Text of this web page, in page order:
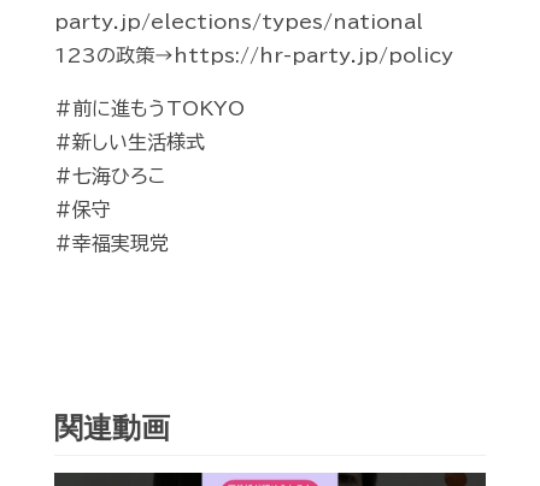
party.jp/elections/types/national
123の政策→https://hr-party.jp/policy
#前に進もうTOKYO
#新しい生活様式
#七海ひろこ
#保守
#幸福実現党
関連動画